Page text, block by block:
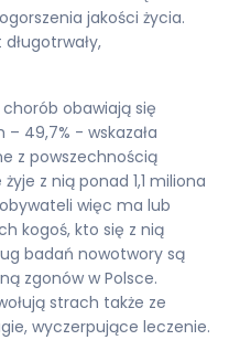
jakości życia.
obawiają się
– 49,7% - wskazała
z powszechnością
z nią ponad 1,1 miliona
więc ma lub
kogoś, kto się z nią
badań nowotwory są
zgonów w Polsce.
strach także ze
wyczerpujące leczenie.